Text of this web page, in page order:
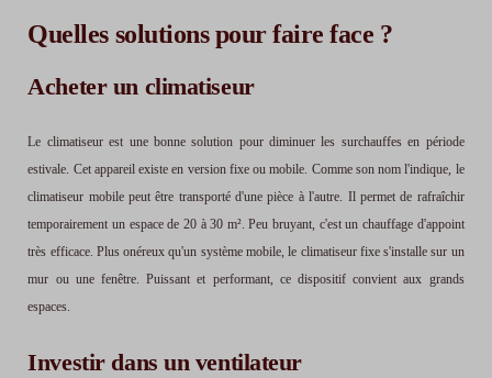
Quelles solutions pour faire face ?
Acheter un climatiseur
Le climatiseur est une bonne solution pour diminuer les surchauffes en période
estivale. Cet appareil existe en version fixe ou mobile. Comme son nom l'indique, le
climatiseur mobile peut être transporté d'une pièce à l'autre. Il permet de rafraîchir
temporairement un espace de 20 à 30 m². Peu bruyant, c'est un chauffage d'appoint
très efficace. Plus onéreux qu'un système mobile, le climatiseur fixe s'installe sur un
mur ou une fenêtre. Puissant et performant, ce dispositif convient aux grands
espaces.
Investir dans un ventilateur